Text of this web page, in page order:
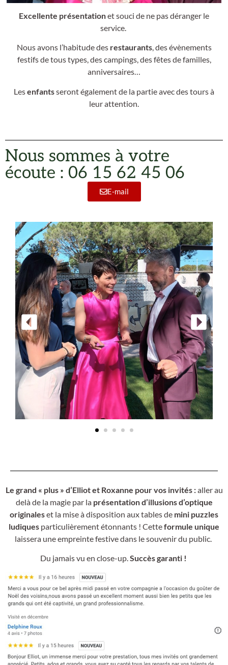
Excellente présentationet souci de ne pas déranger le
service.
Nous avons l’habitude des restaurants, des évènements
festifs de tous types, des campings, des fêtes de familles,
anniversaires…
Lesenfantsseront également de la partie avec des tours à
leur attention.
Nous sommes à votre
écoute : 06 15 62 45 06
E-mail
Le grand « plus » d’Elliot et Roxanne pour vos invités :aller au
delà de la magie par la présentation d’illusions d’optique
originaleset la mise à disposition aux tables de mini puzzles
ludiques particulièrement étonnants ! Cetteformule unique
laissera une empreinte festive dans le souvenir du public.
Du jamais vu en close-up.Succès garanti !